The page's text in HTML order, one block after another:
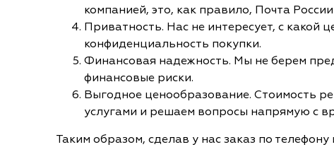
компанией, это, как правило, Почта
Приватность. Нас не интересует, с
конфиденциальность покупки.
Финансовая надежность. Мы не берем
финансовые риски.
Выгодное ценообразование. Стоимость
услугами и решаем вопросы напрямую с
Таким образом, сделав у нас заказ по